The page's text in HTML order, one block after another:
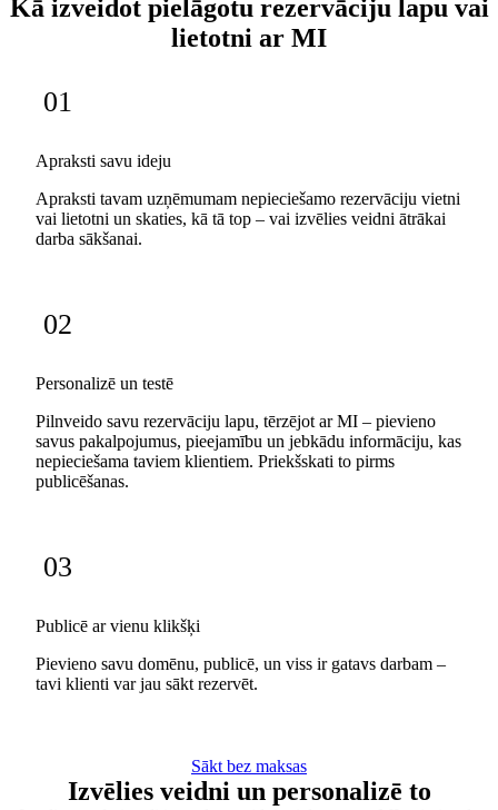
Kā izveidot pielāgotu rezervāciju lapu vai
lietotni ar MI
01
Apraksti savu ideju
Apraksti tavam uzņēmumam nepieciešamo rezervāciju vietni
vai lietotni un skaties, kā tā top – vai izvēlies veidni ātrākai
darba sākšanai.
02
Personalizē un testē
Pilnveido savu rezervāciju lapu, tērzējot ar MI – pievieno
savus pakalpojumus, pieejamību un jebkādu informāciju, kas
nepieciešama taviem klientiem. Priekšskati to pirms
publicēšanas.
03
Publicē ar vienu klikšķi
Pievieno savu domēnu, publicē, un viss ir gatavs darbam –
tavi klienti var jau sākt rezervēt.
Sākt bez maksas
Izvēlies veidni un personalizē to